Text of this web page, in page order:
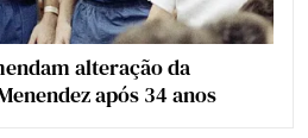
alteração da
após 34 anos